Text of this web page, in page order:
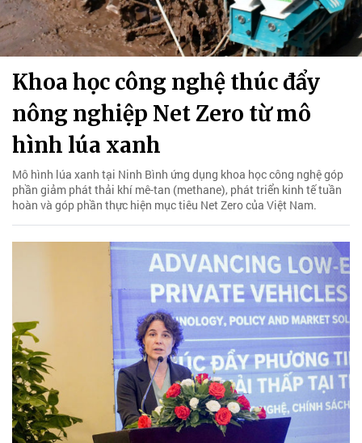
Khoa học công nghệ thúc đẩy
nông nghiệp Net Zero từ mô
hình lúa xanh
Mô hình lúa xanh tại Ninh Bình ứng dụng khoa học công nghệ góp
phần giảm phát thải khí mê-tan (methane), phát triển kinh tế tuần
hoàn và góp phần thực hiện mục tiêu Net Zero của Việt Nam.